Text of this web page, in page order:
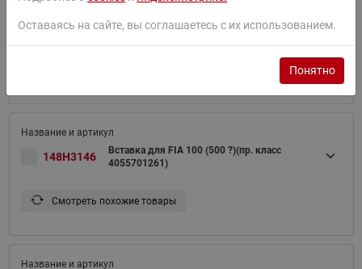
148H3145
Вставка для FIA 65 (500 ?)(пр. класс
4055701261)
148H3146
Вставка для FIA 100 (500 ?)(пр. класс
4055701261)
Смотреть похожие товары
Оставаясь на сайте, вы соглашаетесь с их использованием.
Понятно